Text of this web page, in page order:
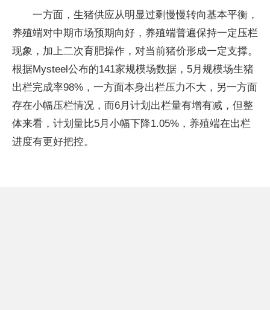
一方面，生猪供应从明显过剩慢慢转向基本平衡，
养殖端对中期市场预期向好，养殖端普遍保持一定压栏
现象，加上二次育肥操作，对当前猪价形成一定支撑。
根据Mysteel公布的141家规模场数据，5月规模场生猪
出栏完成率98%，一方面本身出栏压力不大，另一方面
存在小幅压栏情况，而6月计划出栏量有增有减，但整
体来看，计划量比5月小幅下降1.05%，养殖端在出栏
进度有更好把控。